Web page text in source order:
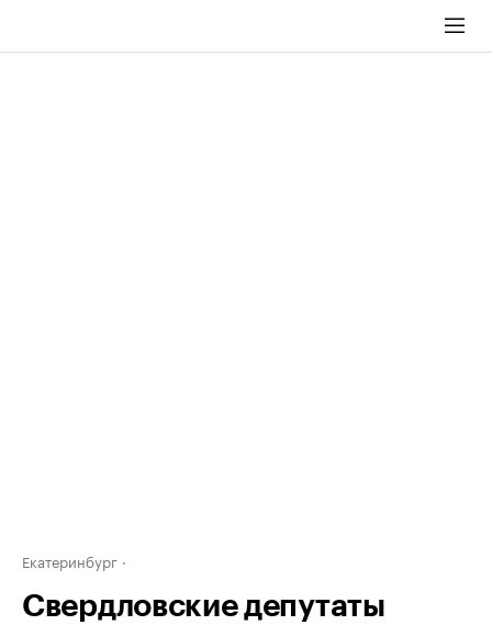
Екатеринбург
Свердловские депутаты